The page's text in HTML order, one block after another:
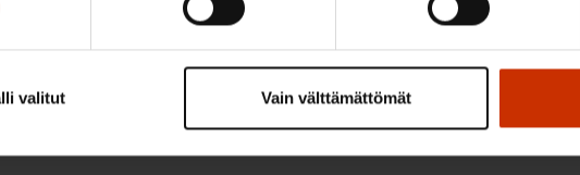
Vain välttämättömät
valitut
lakko ja kuka siitä päättää?